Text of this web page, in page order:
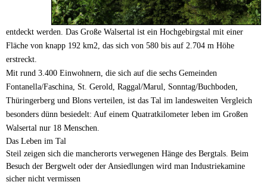
entdeckt werden. Das Große Walsertal ist ein Hochgebirgstal mit einer
Fläche von knapp 192 km2, das sich von 580 bis auf 2.704 m Höhe
erstreckt.
Mit rund 3.400 Einwohnern, die sich auf die sechs Gemeinden
Fontanella/Faschina, St. Gerold, Raggal/Marul, Sonntag/Buchboden,
Thüringerberg und Blons verteilen, ist das Tal im landesweiten Vergleich
besonders dünn besiedelt: Auf einem Quatratkilometer leben im Großen
Walsertal nur 18 Menschen.
Das Leben im Tal
Steil zeigen sich die mancherorts verwegenen Hänge des Bergtals. Beim
Besuch der Bergwelt oder der Ansiedlungen wird man Industriekamine
sicher nicht vermissen